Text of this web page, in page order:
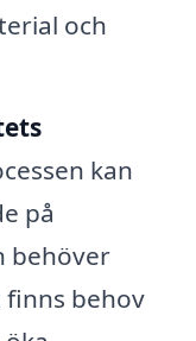
och
kan
på
behöver
behov